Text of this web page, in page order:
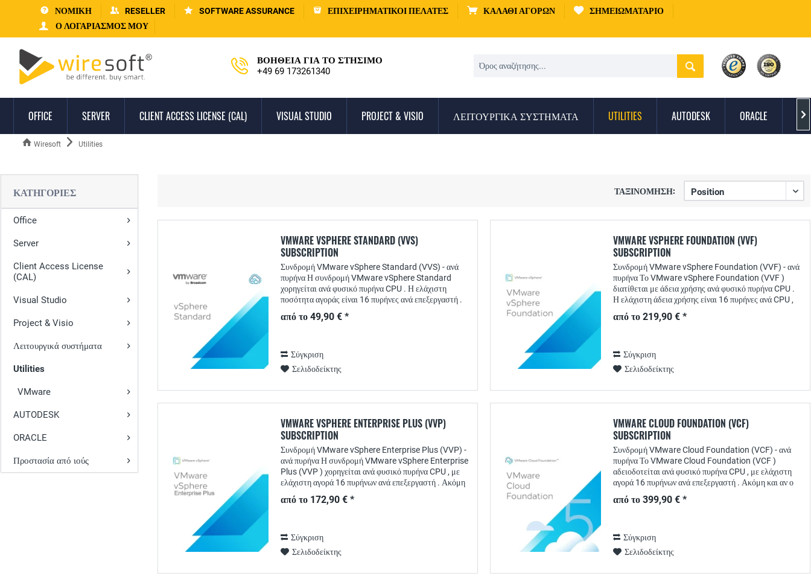
ΝΟΜΙΚΗ RESELLER SOFTWARE ASSURANCE ΕΠΙΧΕΙΡΗΜΑΤΙΚΟΊ ΠΕΛΆΤΕΣ ΚΑΛΆΘΙ ΑΓΟΡΏΝ
ΣΗΜΕΙΩΜΑΤΆΡΙΟ
Ο ΛΟΓΑΡΙΑΣΜΌΣ ΜΟΥ
ΒΟΉΘΕΙΑ ΓΙΑ ΤΟ ΣΤΉΣΙΜΟ
+49 69 173261340
OFFICE SERVER CLIENT ACCESS LICENSE (CAL) VISUAL STUDIO PROJECT & VISIO ΛΕΙΤΟΥΡΓΙΚΆ ΣΥΣΤΉΜΑΤΑ UTILITIES AUTODESK ORACLE 
Wiresoft Utilities
ΚΑΤΗΓΟΡΊΕΣ
Office
Server
Client Access License
(CAL)
Visual Studio
Project & Visio
Λειτουργικά συστήματα
Utilities
VMware
AUTODESK
ORACLE
Προστασία από ιούς
ΤΑΞΙΝΌΜΗΣΗ:
VMWARE VSPHERE STANDARD (VVS)
SUBSCRIPTION
Συνδρομή VMware vSphere Standard (VVS) - ανά
πυρήνα Η συνδρομή VMware vSphere Standard
χορηγείται ανά φυσικό πυρήνα CPU . Η ελάχιστη
ποσότητα αγοράς είναι 16 πυρήνες ανά επεξεργαστή .
Εάν προσθέσετε το προϊόν στο καλάθι αγορών σας
16...
από το 49,90 € *
Σύγκριση
Σελιδοδείκτης
VMWARE VSPHERE FOUNDATION (VVF)
SUBSCRIPTION
Συνδρομή VMware vSphere Foundation (VVF) - ανά
πυρήνα Το VMware vSphere Foundation (VVF )
διατίθεται με άδεια χρήσης ανά φυσικό πυρήνα CPU .
Η ελάχιστη άδεια χρήσης είναι 16 πυρήνες ανά CPU ,
ανεξάρτητα από το αν ο επεξεργαστής διαθέτει...
από το 219,90 € *
Σύγκριση
Σελιδοδείκτης
VMWARE VSPHERE ENTERPRISE PLUS (VVP)
SUBSCRIPTION
Συνδρομή VMware vSphere Enterprise Plus (VVP) -
ανά πυρήνα Η συνδρομή VMware vSphere Enterprise
Plus (VVP ) χορηγείται ανά φυσικό πυρήνα CPU , με
ελάχιστη αγορά 16 πυρήνων ανά επεξεργαστή . Ακόμη
και αν ο επεξεργαστής σας διαθέτει...
από το 172,90 € *
Σύγκριση
Σελιδοδείκτης
VMWARE CLOUD FOUNDATION (VCF)
SUBSCRIPTION
Συνδρομή VMware Cloud Foundation (VCF) - ανά
πυρήνα Το VMware Cloud Foundation (VCF )
αδειοδοτείται ανά φυσικό πυρήνα CPU , με ελάχιστη
αγορά 16 πυρήνων ανά επεξεργαστή . Ακόμη και αν ο
διακομιστής σας διαθέτει λιγότερους φυσικούς...
από το 399,90 € *
Σύγκριση
Σελιδοδείκτης